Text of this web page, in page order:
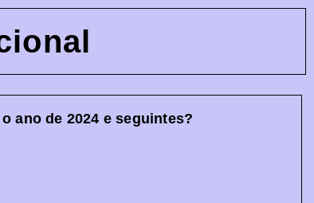
ano de 2024 e seguintes?